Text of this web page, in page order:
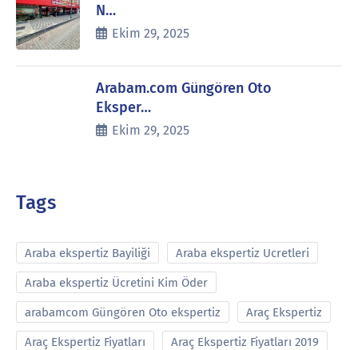
N…
Ekim 29, 2025
Arabam.com Güngören Oto
Eksper…
Ekim 29, 2025
Tags
Araba ekspertiz Bayiliği Araba ekspertiz Ucretleri
Araba ekspertiz Ücretini Kim Öder
arabamcom Güngören Oto ekspertiz Araç Ekspertiz
Araç Ekspertiz Fiyatları Araç Ekspertiz Fiyatları 2019